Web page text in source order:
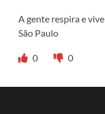
A gente respira e vive
São Paulo
0 0